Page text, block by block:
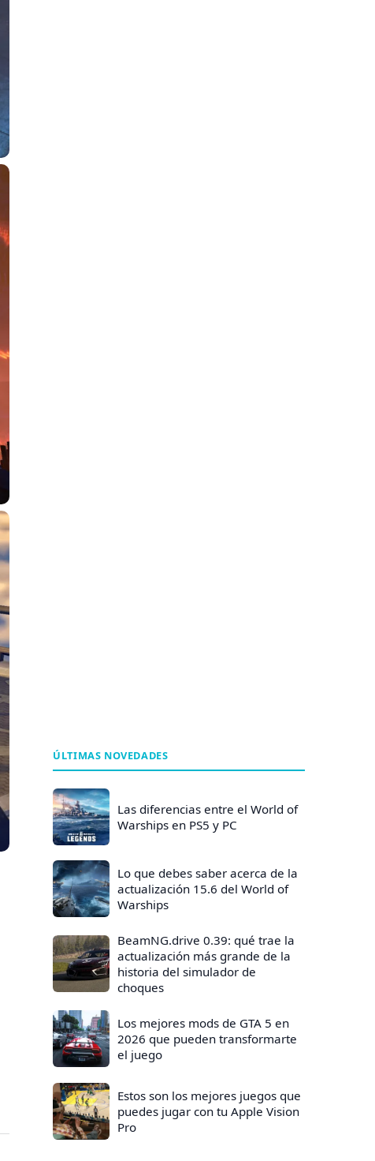
ÚLTIMAS NOVEDADES
Las diferencias entre el World of
Warships en PS5 y PC
Lo que debes saber acerca de la
actualización 15.6 del World of
Warships
BeamNG.drive 0.39: qué trae la
actualización más grande de la
historia del simulador de
choques
Los mejores mods de GTA 5 en
2026 que pueden transformarte
el juego
Estos son los mejores juegos que
puedes jugar con tu Apple Vision
Pro